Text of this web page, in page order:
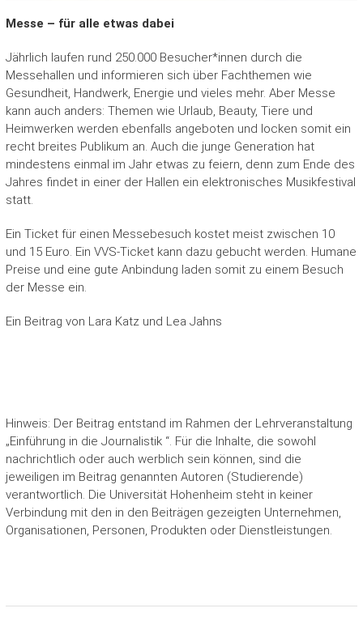
Messe – für alle etwas dabei
Jährlich laufen rund 250.000 Besucher*innen durch die
Messehallen und informieren sich über Fachthemen wie
Gesundheit, Handwerk, Energie und vieles mehr. Aber Messe
kann auch anders: Themen wie Urlaub, Beauty, Tiere und
Heimwerken werden ebenfalls angeboten und locken somit ein
recht breites Publikum an. Auch die junge Generation hat
mindestens einmal im Jahr etwas zu feiern, denn zum Ende des
Jahres findet in einer der Hallen ein elektronisches Musikfestival
statt.
Ein Ticket für einen Messebesuch kostet meist zwischen 10
und 15 Euro. Ein VVS-Ticket kann dazu gebucht werden. Humane
Preise und eine gute Anbindung laden somit zu einem Besuch
der Messe ein.
Ein Beitrag von Lara Katz und Lea Jahns
Hinweis: Der Beitrag entstand im Rahmen der Lehrveranstaltung
„Einführung in die Journalistik “. Für die Inhalte, die sowohl
nachrichtlich oder auch werblich sein können, sind die
jeweiligen im Beitrag genannten Autoren (Studierende)
verantwortlich. Die Universität Hohenheim steht in keiner
Verbindung mit den in den Beiträgen gezeigten Unternehmen,
Organisationen, Personen, Produkten oder Dienstleistungen.